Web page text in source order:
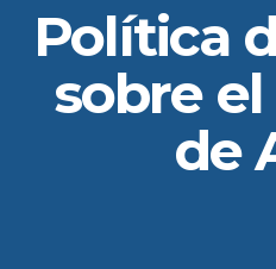
Política
sobre
de